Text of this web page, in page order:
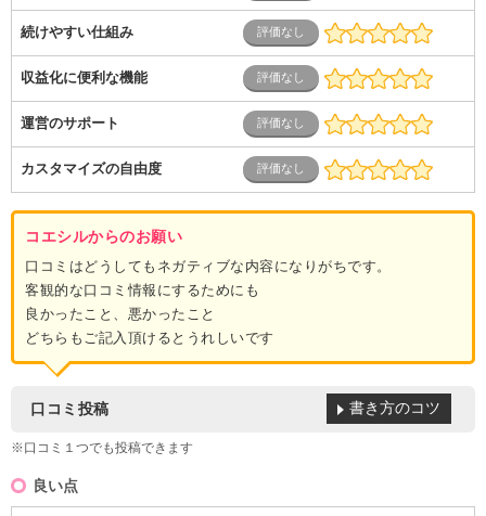
続けやすい仕組み
収益化に便利な機能
運営のサポート
カスタマイズの自由度
コエシルからのお願い
口コミはどうしてもネガティブな内容になりがちです。
客観的な口コミ情報にするためにも
良かったこと、悪かったこと
どちらもご記入頂けるとうれしいです
口コミ投稿
※口コミ１つでも投稿できます
書き方のコツ
良い点